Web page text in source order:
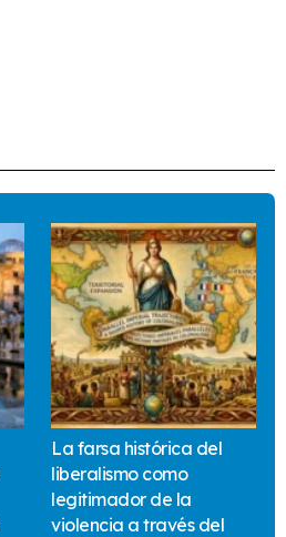
La farsa histórica del
liberalismo como
legitimador de la
violencia a través del